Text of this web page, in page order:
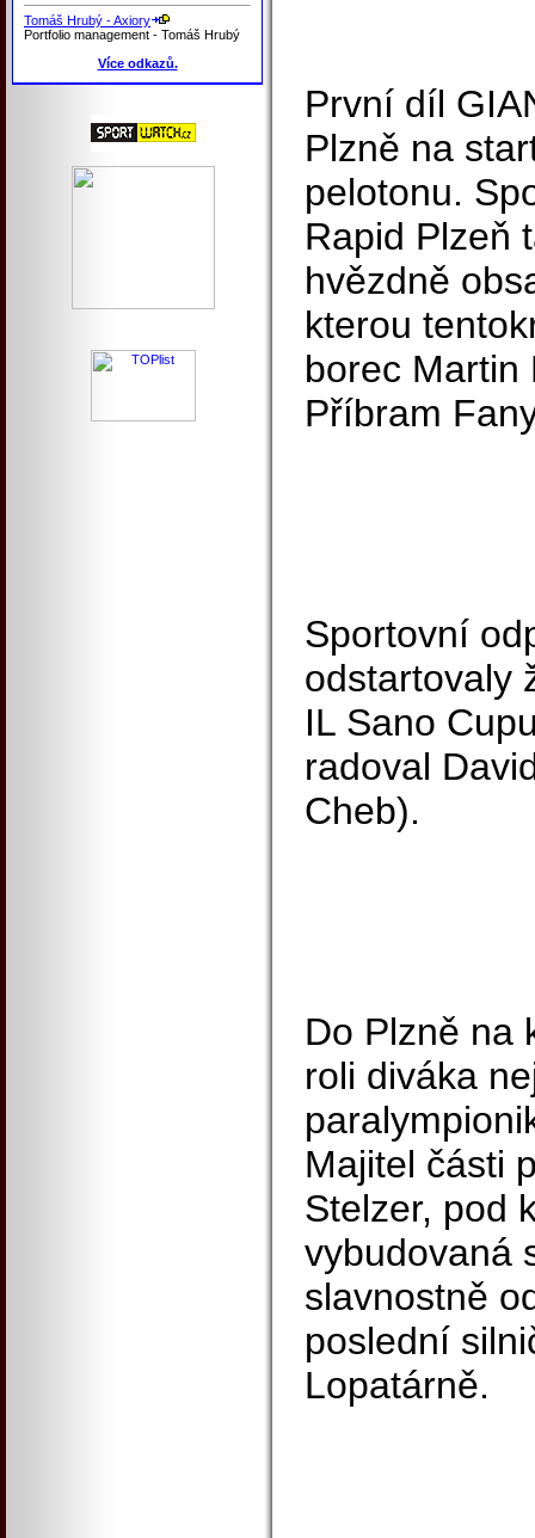
Tomáš Hrubý - Axiory
Portfolio management - Tomáš Hrubý
Více odkazů.
První díl
Plzně na
pelotonu.
Rapid Plzeň
hvězdně
kterou
borec Martin
Příbram
Sportovní
odstartovaly
IL Sano
radoval
Cheb).
Do Plzně na
roli diváka
Majitel části
Stelzer, pod
vybudovaná
slavnostně
poslední
Lopatárně.